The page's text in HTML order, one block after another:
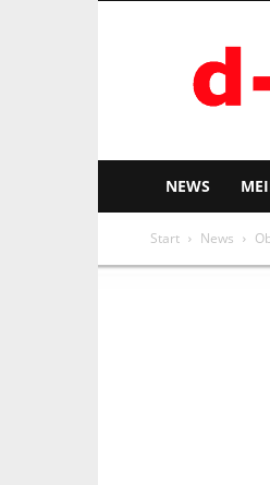
pixx
NEWS
Start News